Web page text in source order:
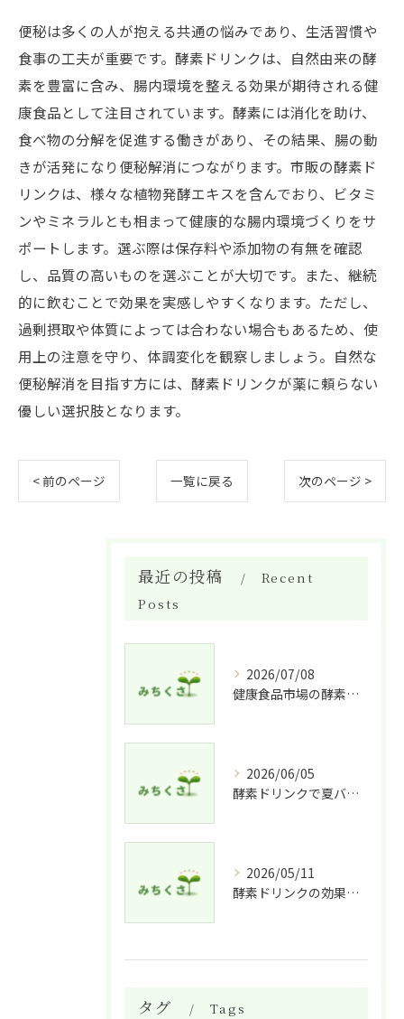
便秘は多くの人が抱える共通の悩みであり、生活習慣や
食事の工夫が重要です。酵素ドリンクは、自然由来の酵
素を豊富に含み、腸内環境を整える効果が期待される健
康食品として注目されています。酵素には消化を助け、
食べ物の分解を促進する働きがあり、その結果、腸の動
きが活発になり便秘解消につながります。市販の酵素ド
リンクは、様々な植物発酵エキスを含んでおり、ビタミ
ンやミネラルとも相まって健康的な腸内環境づくりをサ
ポートします。選ぶ際は保存料や添加物の有無を確認
し、品質の高いものを選ぶことが大切です。また、継続
的に飲むことで効果を実感しやすくなります。ただし、
過剰摂取や体質によっては合わない場合もあるため、使
用上の注意を守り、体調変化を観察しましょう。自然な
便秘解消を目指す方には、酵素ドリンクが薬に頼らない
優しい選択肢となります。
< 前のページ 一覧に戻る 次のページ >
最近の投稿
Recent
Posts
2026/07/08
健康食品市場の酵素ドリンク特徴比較
2026/06/05
酵素ドリンクで夏バテ予防法
2026/05/11
酵素ドリンクの効果的な飲み方と適した人
タグ Tags